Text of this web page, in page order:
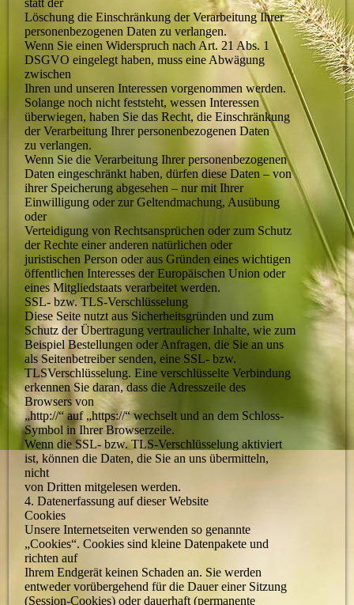
statt der
Löschung die Einschränkung der Verarbeitung Ihrer
personenbezogenen Daten zu verlangen.
Wenn Sie einen Widerspruch nach Art. 21 Abs. 1
DSGVO eingelegt haben, muss eine Abwägung
zwischen
Ihren und unseren Interessen vorgenommen werden.
Solange noch nicht feststeht, wessen Interessen
überwiegen, haben Sie das Recht, die Einschränkung
der Verarbeitung Ihrer personenbezogenen Daten
zu verlangen.
Wenn Sie die Verarbeitung Ihrer personenbezogenen
Daten eingeschränkt haben, dürfen diese Daten – von
ihrer Speicherung abgesehen – nur mit Ihrer
Einwilligung oder zur Geltendmachung, Ausübung
oder
Verteidigung von Rechtsansprüchen oder zum Schutz
der Rechte einer anderen natürlichen oder
juristischen Person oder aus Gründen eines wichtigen
öffentlichen Interesses der Europäischen Union oder
eines Mitgliedstaats verarbeitet werden.
SSL- bzw. TLS-Verschlüsselung
Diese Seite nutzt aus Sicherheitsgründen und zum
Schutz der Übertragung vertraulicher Inhalte, wie zum
Beispiel Bestellungen oder Anfragen, die Sie an uns
als Seitenbetreiber senden, eine SSL- bzw.
TLSVerschlüsselung. Eine verschlüsselte Verbindung
erkennen Sie daran, dass die Adresszeile des
Browsers von
„http://“ auf „https://“ wechselt und an dem Schloss-
Symbol in Ihrer Browserzeile.
Wenn die SSL- bzw. TLS-Verschlüsselung aktiviert
ist, können die Daten, die Sie an uns übermitteln,
nicht
von Dritten mitgelesen werden.
4. Datenerfassung auf dieser Website
Cookies
Unsere Internetseiten verwenden so genannte
„Cookies“. Cookies sind kleine Datenpakete und
richten auf
Ihrem Endgerät keinen Schaden an. Sie werden
entweder vorübergehend für die Dauer einer Sitzung
(Session-Cookies) oder dauerhaft (permanente